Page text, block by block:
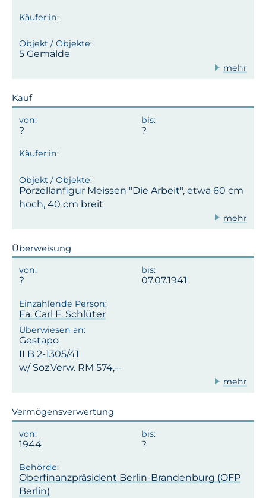
5 Gemälde
mehr
Kauf
Porzellanfigur Meissen "Die Arbeit", etwa 60 cm
hoch, 40 cm breit
mehr
Überweisung
07.07.1941
Fa. Carl F. Schlüter
Gestapo
II B 2-1305/41
w/ Soz.Verw. RM 574,--
mehr
Vermögensverwertung
1944
Oberfinanzpräsident Berlin-Brandenburg (OFP
Berlin)